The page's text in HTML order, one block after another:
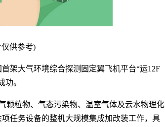
供参考)
架大气环境综合探测固定翼飞机平台“运12F
功。
颗粒物、气态污染物、温室气体及云水物理化
任务设备的整机大规模集成加改装工作，具